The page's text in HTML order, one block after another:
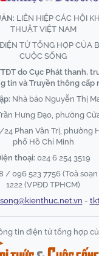
LIÊN HIỆP CÁC HỘI
THUẬT VIỆT NAM
TỬ TỔNG HỢP CỦA
CUỘC SỐNG
do Cục Phát thanh,
tin và Truyền thông
Nhà báo Nguyễn Thị
Hưng Đạo, phường
Phan Văn Trị, phường
phố Hồ Chí Minh
thoại: 024 6 254 3519
/ 096 523 7756 (Toà
1222 (VPĐD TPHCM)
-
tin điện tử tổng hợp